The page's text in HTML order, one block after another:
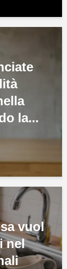
la...
vuol
nel